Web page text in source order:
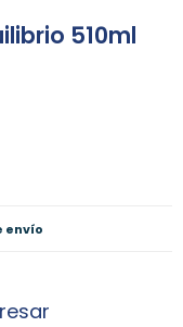
510ml
envío